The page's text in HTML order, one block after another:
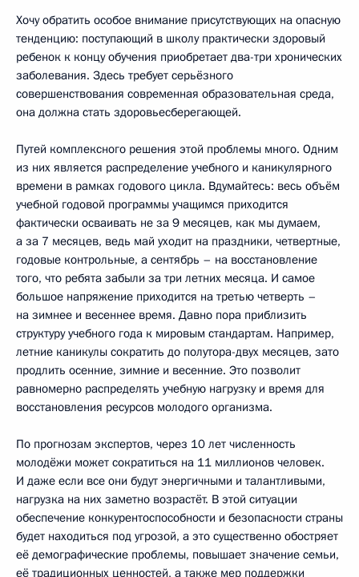
Хочу обратить особое внимание присутствующих на опасную
тенденцию: поступающий в школу практически здоровый
ребенок к концу обучения приобретает два-три хронических
заболевания. Здесь требует серьёзного
совершенствования современная образовательная среда,
она должна стать здоровьесберегающей.
Путей комплексного решения этой проблемы много. Одним
из них является распределение учебного и каникулярного
времени в рамках годового цикла. Вдумайтесь: весь объём
учебной годовой программы учащимся приходится
фактически осваивать не за 9 месяцев, как мы думаем,
а за 7 месяцев, ведь май уходит на праздники, четвертные,
годовые контрольные, а сентябрь – на восстановление
того, что ребята забыли за три летних месяца. И самое
большое напряжение приходится на третью четверть –
на зимнее и весеннее время. Давно пора приблизить
структуру учебного года к мировым стандартам. Например,
летние каникулы сократить до полутора-двух месяцев, зато
продлить осенние, зимние и весенние. Это позволит
равномерно распределять учебную нагрузку и время для
восстановления ресурсов молодого организма.
По прогнозам экспертов, через 10 лет численность
молодёжи может сократиться на 11 миллионов человек.
И даже если все они будут энергичными и талантливыми,
нагрузка на них заметно возрастёт. В этой ситуации
обеспечение конкурентоспособности и безопасности страны
будет находиться под угрозой, а это существенно обостряет
её демографические проблемы, повышает значение семьи,
её традиционных ценностей, а также мер поддержки